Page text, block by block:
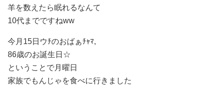
羊を数えたら眠れるなんて
10代までですねww
今月15日ウﾁのおばぁﾁｬﾏ,
86歳のお誕生日 ☆
ということで月曜日
家族でもんじゃを食べに行きました